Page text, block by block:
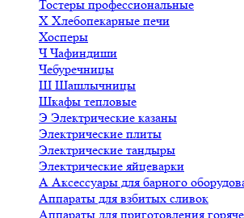
Тостеры профессиональные
Х Хлебопекарные печи
Хосперы
ЧЧафиндиши
Чебуречницы
Ш Шашлычницы
Шкафы тепловые
Э Электрические казаны
Электрические плиты
Электрические тандыры
Электрические яйцеварки
А Аксессуары для барного
Аппараты для взбитых сливок
Аппараты для приготовления